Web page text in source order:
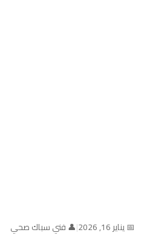
📅 يناير 16, 2026 |👤 فني سباك صحي